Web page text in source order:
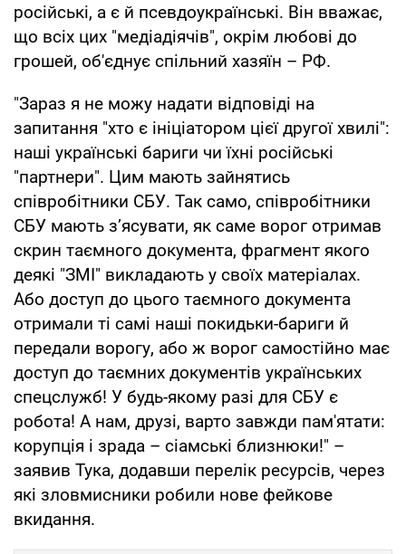
російські, а є й псевдоукраїнські. Він вважає,
що всіх цих "медіадіячів", окрім любові до
грошей, об'єднує спільний хазяїн – РФ.
"Зараз я не можу надати відповіді на
запитання "хто є ініціатором цієї другої хвилі":
наші українські бариги чи їхні російські
"партнери". Цим мають зайнятись
співробітники СБУ. Так само, співробітники
СБУ мають з’ясувати, як саме ворог отримав
скрин таємного документа, фрагмент якого
деякі "ЗМІ" викладають у своїх матеріалах.
Або доступ до цього таємного документа
отримали ті самі наші покидьки-бариги й
передали ворогу, або ж ворог самостійно має
доступ до таємних документів українських
спецслужб! У будь-якому разі для СБУ є
робота! А нам, друзі, варто завжди пам'ятати:
корупція і зрада – сіамські близнюки!" –
заявив Тука, додавши перелік ресурсів, через
які зловмисники робили нове фейкове
вкидання.